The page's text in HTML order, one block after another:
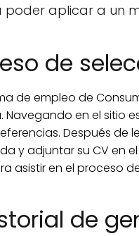
poder aplicar a un
de
de empleo de
Navegando en el sitio
Después de
y adjuntar su CV en
asistir en el proceso
de